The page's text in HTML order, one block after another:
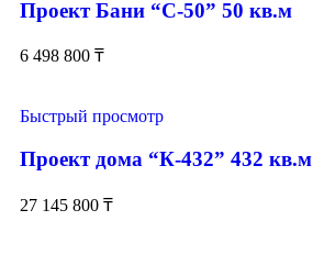
Проект Бани “С-50” 50 кв.м
6 498 800 ₸
Быстрый просмотр
Проект дома “К-432” 432 кв.м
27 145 800 ₸